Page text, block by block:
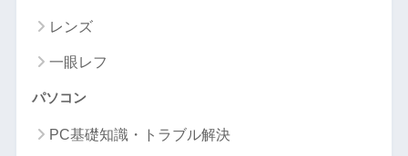
レンズ
一眼レフ
パソコン
PC基礎知識・トラブル解決